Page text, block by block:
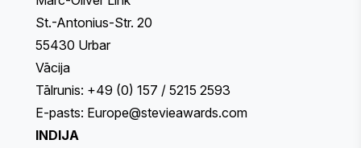
St.-Antonius-Str. 20
55430 Urbar
Vācija
Tālrunis: +49 (0) 157 / 5215 2593
E-pasts: Europe@stevieawards.com
INDIJA